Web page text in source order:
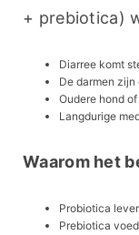
+ prebiotica)
Diarree komt
De darmen
Oudere hond
Langdurige
Waarom het
Probiotica
Prebiotica